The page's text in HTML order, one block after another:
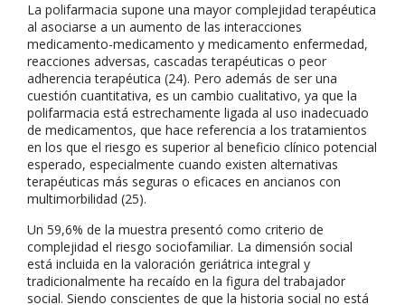
La polifarmacia supone una mayor complejidad terapéutica
al asociarse a un aumento de las interacciones
medicamento-medicamento y medicamento enfermedad,
reacciones adversas, cascadas terapéuticas o peor
adherencia terapéutica (24). Pero además de ser una
cuestión cuantitativa, es un cambio cualitativo, ya que la
polifarmacia está estrechamente ligada al uso inadecuado
de medicamentos, que hace referencia a los tratamientos
en los que el riesgo es superior al beneficio clínico potencial
esperado, especialmente cuando existen alternativas
terapéuticas más seguras o eficaces en ancianos con
multimorbilidad (25).
Un 59,6% de la muestra presentó como criterio de
complejidad el riesgo sociofamiliar. La dimensión social
está incluida en la valoración geriátrica integral y
tradicionalmente ha recaído en la figura del trabajador
social. Siendo conscientes de que la historia social no está